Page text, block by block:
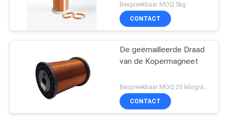
Bespreekbaar MOQ:5kg
CONTACT
De geëmailleerde Draad
van de Kopermagneet
CONTACT